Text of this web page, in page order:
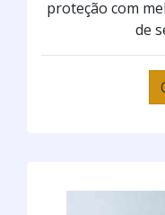
proteção com
de